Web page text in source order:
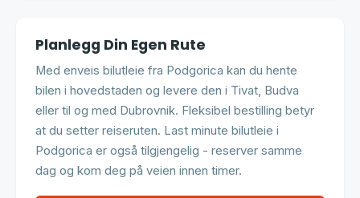
Planlegg Din Egen Rute
Med enveis bilutleie fra Podgorica kan du hente
bilen i hovedstaden og levere den i Tivat, Budva
eller til og med Dubrovnik. Fleksibel bestilling betyr
at du setter reiseruten. Last minute bilutleie i
Podgorica er også tilgjengelig - reserver samme
dag og kom deg på veien innen timer.